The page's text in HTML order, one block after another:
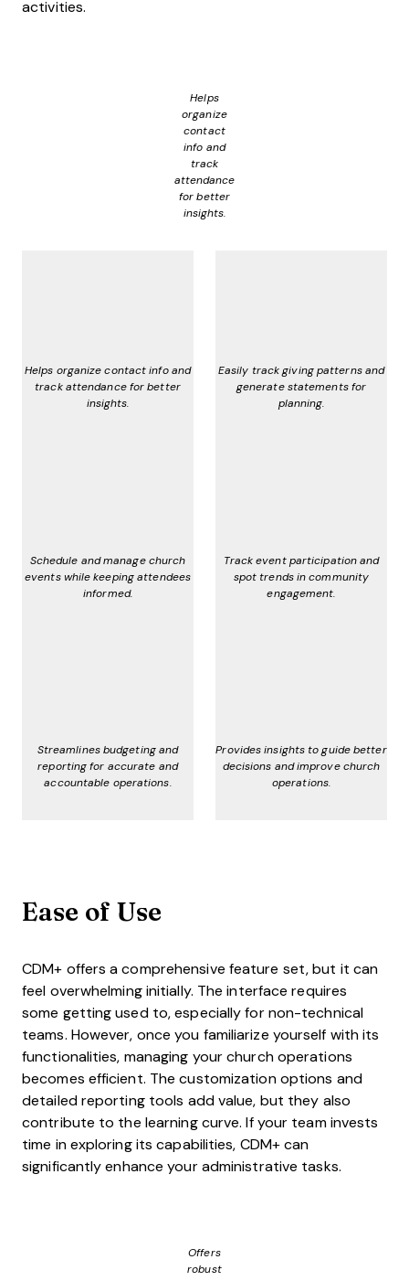
activities.
Helps
organize
contact
info and
track
attendance
for better
insights.
Helps organize contact info and
track attendance for better
insights.
Easily track giving patterns and
generate statements for
planning.
Schedule and manage church
events while keeping attendees
informed.
Track event participation and
spot trends in community
engagement.
Streamlines budgeting and
reporting for accurate and
accountable operations.
Provides insights to guide better
decisions and improve church
operations.
Ease of Use
CDM+ offers a comprehensive feature set, but it can
feel overwhelming initially. The interface requires
some getting used to, especially for non-technical
teams. However, once you familiarize yourself with its
functionalities, managing your church operations
becomes efficient. The customization options and
detailed reporting tools add value, but they also
contribute to the learning curve. If your team invests
time in exploring its capabilities, CDM+ can
significantly enhance your administrative tasks.
Offers
robust